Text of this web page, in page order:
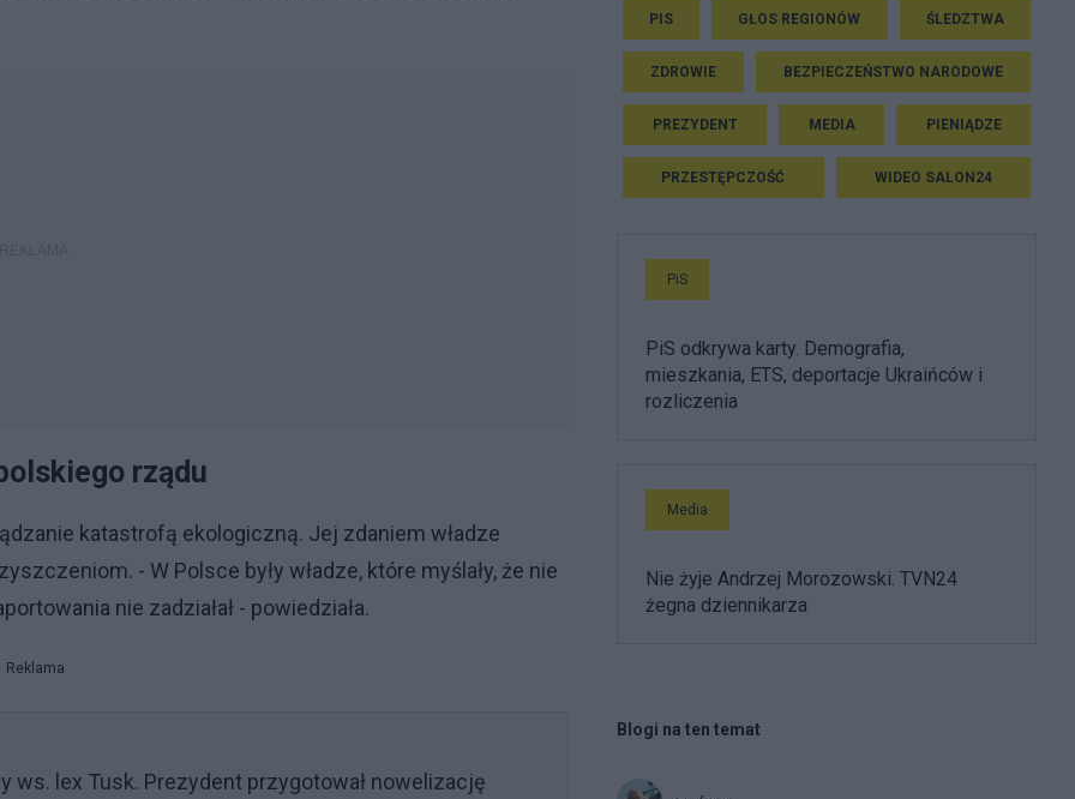
rządu
katastrofą ekologiczną. Jej zdaniem władze
- W Polsce były władze, które myślały, że nie
nie zadziałał - powiedziała.
Reklama
ws. lex Tusk. Prezydent przygotował nowelizację
PIS GŁOS REGIONÓW ŚLEDZTWA
ZDROWIE BEZPIECZEŃSTWO NARODOWE
PREZYDENT MEDIA PIENIĄDZE
PRZESTĘPCZOŚĆ WIDEO SALON24
PiS
PiS odkrywa karty. Demografia,
mieszkania, ETS, deportacje Ukraińców i
rozliczenia
Media
Nie żyje Andrzej Morozowski. TVN24
żegna dziennikarza
Blogi na ten temat